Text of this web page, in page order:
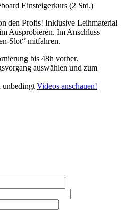
Einsteigerkurs (2 Std.)
den Profis! Inklusive Leihmaterial
Ausprobieren. Im Anschluss
Slot“ mitfahren.
bis 48h vorher.
auswählen und zum
Videos anschauen!